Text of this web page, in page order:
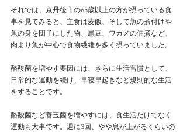
それでは、京丹後市の65歳以上の方が摂っている食
事を見てみると、主食は麦飯、そして魚の煮付けや
魚の身を団子にした物、黒豆、ワカメの佃煮など、
肉より魚が中心で食物繊維を多く摂っていました。
酪酸菌を増やす要因には、さらに生活習慣として、
日常的な運動を続け、早寝早起きなど規則的な生活
をすることです。
酪酸菌など善玉菌を増やすには、食生活だけでなく
運動も大事です。週に3回、やや息が上がるくらいの